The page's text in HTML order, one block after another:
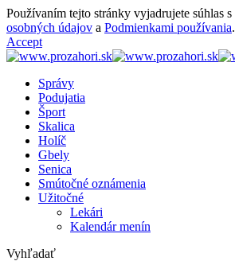
Používaním tejto stránky vyjadrujete súhlas s
osobných údajov a Podmienkami používania.
Accept
Správy
Podujatia
Šport
Skalica
Holíč
Gbely
Senica
Smútočné oznámenia
Užitočné
Lekári
Kalendár menín
Vyhľadať